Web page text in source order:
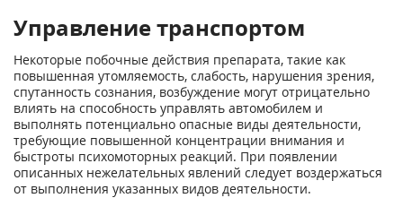
Управление транспортом
Некоторые побочные действия препарата, такие как
повышенная утомляемость, слабость, нарушения зрения,
спутанность сознания, возбуждение могут отрицательно
влиять на способность управлять автомобилем и
выполнять потенциально опасные виды деятельности,
требующие повышенной концентрации внимания и
быстроты психомоторных реакций. При появлении
описанных нежелательных явлений следует воздержаться
от выполнения указанных видов деятельности.